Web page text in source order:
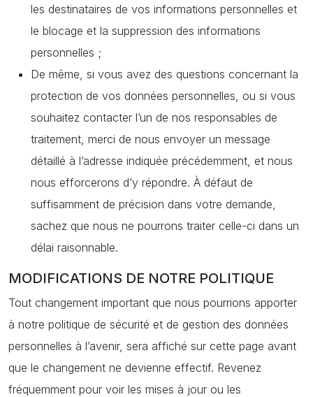
les destinataires de vos informations personnelles et
le blocage et la suppression des informations
personnelles ;
De même, si vous avez des questions concernant la
protection de vos données personnelles, ou si vous
souhaitez contacter l’un de nos responsables de
traitement, merci de nous envoyer un message
détaillé à l’adresse indiquée précédemment, et nous
nous efforcerons d’y répondre. À défaut de
suffisamment de précision dans votre demande,
sachez que nous ne pourrons traiter celle-ci dans un
délai raisonnable.
MODIFICATIONS DE NOTRE POLITIQUE
Tout changement important que nous pourrions apporter
à notre politique de sécurité et de gestion des données
personnelles à l’avenir, sera affiché sur cette page avant
que le changement ne devienne effectif. Revenez
fréquemment pour voir les mises à jour ou les